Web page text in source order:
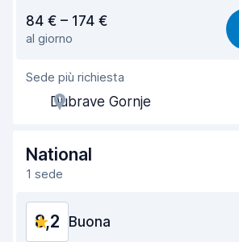
Facile da trovare
Gentilezza degli agenti
Rapidità del ritiro
Rapidità della riconsegna
Condizioni dell'auto
84 € – 174 €
al giorno
Sede più richiesta
Dubrave Gornje
National
1 sede
8,2 Buona